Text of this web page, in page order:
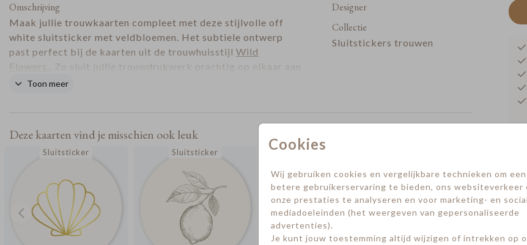
Cookies
Wij gebruiken cookies en vergelijkbare technieken om een
betere gebruikerservaring te bieden, ons websiteverkeer
onze prestaties te analyseren en voor marketing- en
mediadoeleinden (het weergeven van gepersonaliseerde
advertenties).
Je kunt jouw toestemming altijd wijzigen of intrekken op
Omschrijving
Maak jullie trouwkaarten compleet met deze stijlvolle off
white sluitsticker met veldbloemen. Het subtiele ontwerp
past perfect bij de kaarten uit de trouwhuisstijl Wild
Flowers.
. Zo sluit jullie trouwdrukwerk prachtig op elkaar aan
en ontstaat er een romantisch geheel. Ideaal om enveloppen
Toon meer
Designer
Collectie
Sluitstickers trouwen
Deze kaarten vind je misschien ook leuk
Sluitsticker Sluitsticker Sluitsticker